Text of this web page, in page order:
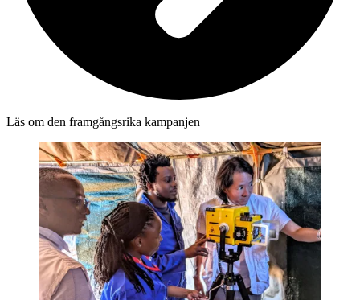
Läs om den framgångsrika kampanjen